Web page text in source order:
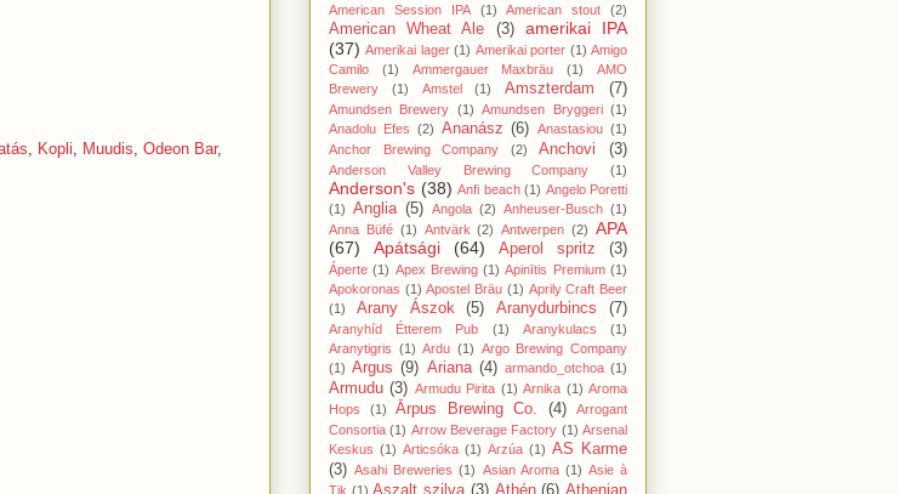
Kopli Muudis Odeon Bar,
American Session IPA
(1) American stout (2)
American Wheat Ale (3)
amerikai IPA
(37) Amerikai lager (1) Amerikai porter (1) Amigo
Camilo
(1) Ammergauer Maxbräu (1)
AMO
Brewery
(1) Amstel (1) Amszterdam (7)
Amundsen Brewery (1) Amundsen Bryggeri (1)
Anadolu Efes (2) Ananász (6) Anastasiou (1)
Anchor Brewing Company
(2) Anchovi (3)
Anderson Valley Brewing Company (1)
Anderson's (38) Anfi beach (1) Angelo Poretti
(1) Anglia (5) Angola (2) Anheuser-Busch (1)
Anna Büfé (1) Antvärk (2) Antwerpen (2) APA
(67)
Apátsági (64) Aperol spritz (3)
Áperte (1) Apex Brewing (1) Apinītis Premium (1)
Apokoronas (1) Apostel Bräu (1) Aprily Craft Beer
(1)
Arany Ászok (5) Aranydurbincs (7)
Aranyhíd Étterem Pub (1) Aranykulacs
(1)
Aranytigris (1) Ardu (1) Argo Brewing Company
(1) Argus (9) Ariana (4) armando_otchoa (1)
Armudu (3) Armudu Pirita (1) Arnika (1) Aroma
Hops
(1) Ārpus Brewing Co. (4)
Arrogant
Consortia (1) Arrow Beverage Factory (1) Arsenal
Keskus (1) Articsóka (1) Arzúa (1) AS Karme
(3) Asahi Breweries (1) Asian Aroma (1) Asie à
Tik (1) Aszalt szilva (3) Athén (6) Athenian